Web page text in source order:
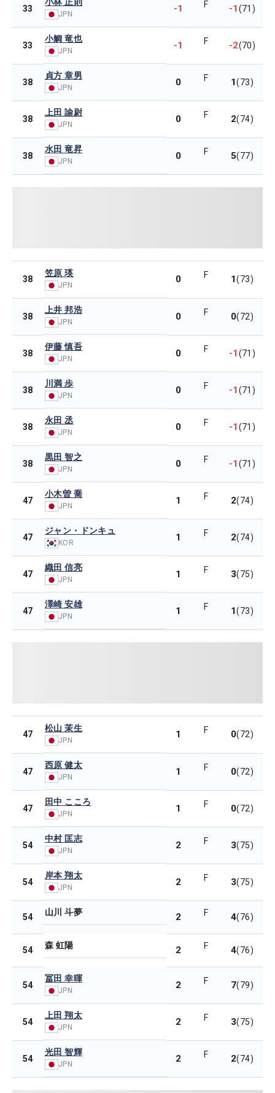
33
小林 正則
JPN -1 F -1(71)
33
小鯛 竜也
JPN -1 F -2(70)
38
貞方 章男
JPN 0 F 1(73)
38
上田 諭尉
JPN 0 F 2(74)
38
水田 竜昇
JPN 0 F 5(77)
38
笠原 瑛
JPN
0 F 1(73)
38
上井 邦浩
JPN 0 F 0(72)
38
伊藤 慎吾
JPN 0 F -1(71)
38
川満 歩
JPN 0 F -1(71)
38
永田 丞
JPN 0 F -1(71)
38
黒田 智之
JPN 0 F -1(71)
47
小木曽 喬
JPN 1 F 2(74)
47
ジャン・ドンキュ
KOR 1 F 2(74)
47
織田 信亮
JPN 1 F 3(75)
47
澤崎 安雄
JPN 1 F 1(73)
47
松山 茉生
JPN
1 F 0(72)
47
西原 健太
JPN 1 F 0(72)
47
田中 こころ
JPN 1 F 0(72)
54
中村 匡志
JPN 2 F 3(75)
54
岸本 翔太
JPN 2 F 3(75)
54 山川 斗夢 2 F 4(76)
54 森 虹陽 2 F 4(76)
54
冨田 幸暉
JPN 2 F 7(79)
54
上田 翔太
JPN 2 F 3(75)
54
光田 智輝
JPN 2 F 2(74)